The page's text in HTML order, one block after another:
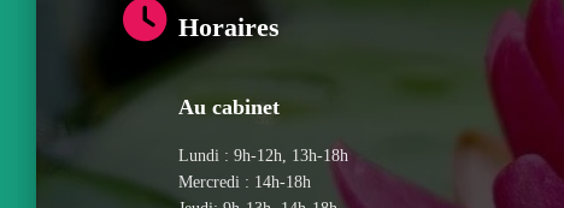
Horaires
Au cabinet
Lundi : 9h-12h, 13h-18h
Mercredi : 14h-18h